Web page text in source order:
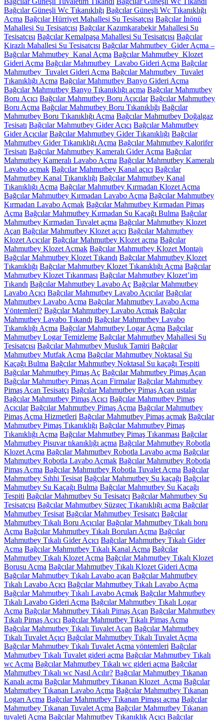
Bağcılar Güneşli Wc Tıkanıklığı Bağcılar Güneşli Wc Tıkanıklığı
Açma Bağcılar Hürriyet Mahallesi Su Tesisatçısı Bağcılar İnönü
Mahallesi Su Tesisatçısı Bağcılar Kazımkarabekir Mahallesi Su
Tesisatçısı Bağcılar Kemalpaşa Mahallesi Su Tesisatçısı Bağcılar
Kirazlı Mahallesi Su Tesisatçısı Bağcılar Mahmutbey Gider Açma –
Bağcılar Mahmutbey Kanal Açma Bağcılar Mahmutbey Klozet
Gideri Açma Bağcılar Mahmutbey Lavabo Gideri Açma Bağcılar
Mahmutbey Tuvalet Gideri Açma Bağcılar Mahmutbey Tuvalet
Tıkanıklığı Açma Bağcılar Mahmutbey Banyo Gideri Açma
Bağcılar Mahmutbey Banyo Tıkanıklığı açma Bağcılar Mahmutbey
Boru Açıcı Bağcılar Mahmutbey Boru Açıcılar Bağcılar Mahmutbey
Boru Açma Bağcılar Mahmutbey Boru Tıkanıklığı Bağcılar
Mahmutbey Boru Tıkanıklığı Açma Bağcılar Mahmutbey Doğalgaz
Tesisatı Bağcılar Mahmutbey Gider Açıcı Bağcılar Mahmutbey
Gider Açıcılar Bağcılar Mahmutbey Gider Tıkanıklığı Bağcılar
Mahmutbey Gider Tıkanıklığı Açma Bağcılar Mahmutbey Kalorifer
Tesisatı Bağcılar Mahmutbey Kameralı Gider Açma Bağcılar
Mahmutbey Kameralı Lavabo Açma Bağcılar Mahmutbey Kameralı
Lavabo açmak Bağcılar Mahmutbey Kanal açıcı Bağcılar
Mahmutbey Kanal Tıkanıklığı Bağcılar Mahmutbey Kanal
Tıkanıklığı Açma Bağcılar Mahmutbey Kırmadan Klozet Açma
Bağcılar Mahmutbey Kırmadan Lavabo Açma Bağcılar Mahmutbey
Kırmadan Lavabo Açmak Bağcılar Mahmutbey Kırmadan Pimaş
Açma Bağcılar Mahmutbey Kırmadan Su Kaçağı Bulma Bağcılar
Mahmutbey Kırmadan Tuvalet açma Bağcılar Mahmutbey Klozet
Açan Bağcılar Mahmutbey Klozet açıcı Bağcılar Mahmutbey
Klozet Açıcılar Bağcılar Mahmutbey Klozet açma Bağcılar
Mahmutbey Klozet Açmak Bağcılar Mahmutbey Klozet Montajı
Bağcılar Mahmutbey Klozet Tıkandı Bağcılar Mahmutbey Klozet
Tıkanıklığı Bağcılar Mahmutbey Klozet Tıkanıklığı Açma Bağcılar
Mahmutbey Klozet Tıkanması Bağcılar Mahmutbey Klozet’im
Tıkandı Bağcılar Mahmutbey Lavabo Aç Bağcılar Mahmutbey
Lavabo Açıcı Bağcılar Mahmutbey Lavabo Açıcılar Bağcılar
Mahmutbey Lavabo Açma Bağcılar Mahmutbey Lavabo Açma
Yöntemleri? Bağcılar Mahmutbey Lavabo Açmak Bağcılar
Mahmutbey Lavabo Tıkandı Bağcılar Mahmutbey Lavabo
Tıkanıklığı Açma Bağcılar Mahmutbey Logar Açma Bağcılar
Mahmutbey Logar Temizleme Bağcılar Mahmutbey Mahallesi Su
Tesisatçısı Bağcılar Mahmutbey Musluk Tamiri Bağcılar
Mahmutbey Mutfak Açma Bağcılar Mahmutbey Noktasal Su
Kaçağı Bulma Bağcılar Mahmutbey Noktasal Su kaçağı Tespiti
Bağcılar Mahmutbey Pimaş Aç Bağcılar Mahmutbey Pimaş Açan
Bağcılar Mahmutbey Pimaş Açan Firmalar Bağcılar Mahmutbey
Pimaş Açan Tesisatçı Bağcılar Mahmutbey Pimaş Açan ustalar
Bağcılar Mahmutbey Pimaş Açıcı Bağcılar Mahmutbey Pimaş
Açıcılar Bağcılar Mahmutbey Pimaş Açma Bağcılar Mahmutbey
Pimaş Açma Hizmetleri Bağcılar Mahmutbey Pimaş açmak Bağcılar
Mahmutbey Pimaş Tıkanıklığı Bağcılar Mahmutbey Pimaş
Tıkanıklığı Açma Bağcılar Mahmutbey Pimaş Tıkanması Bağcılar
Mahmutbey Pisuvar tıkanıklığı açma Bağcılar Mahmutbey Robotla
Klozet Açma Bağcılar Mahmutbey Robotla Lavabo açma Bağcılar
Mahmutbey Robotla Lavabo Açmak Bağcılar Mahmutbey Robotla
Pimaş Açma Bağcılar Mahmutbey Robotla Tuvalet Açma Bağcılar
Mahmutbey Sıhhi Tesisat Bağcılar Mahmutbey Su kaçağı Bağcılar
Mahmutbey Su Kaçağı Bulma Bağcılar Mahmutbey Su Kaçağı
Tespiti Bağcılar Mahmutbey Su Tesisatçı Bağcılar Mahmutbey Su
Tesisatçısı Bağcılar Mahmutbey Süzgeç Tıkanıklığı açma Bağcılar
Mahmutbey Tesisat Bağcılar Mahmutbey Tesisatçı Bağcılar
Mahmutbey Tıkalı Boru Açıcılar Bağcılar Mahmutbey Tıkalı boru
Açma Bağcılar Mahmutbey Tıkalı Boruları Açma Bağcılar
Mahmutbey Tıkalı Gider Açıcı Bağcılar Mahmutbey Tıkalı Gider
Açma Bağcılar Mahmutbey Tıkalı Kanal Açma Bağcılar
Mahmutbey Tıkalı Klozet Açma Bağcılar Mahmutbey Tıkalı Klozet
Borusu Açma Bağcılar Mahmutbey Tıkalı Klozet Gideri Açma
Bağcılar Mahmutbey Tıkalı Lavabo açan Bağcılar Mahmutbey
Tıkalı Lavabo Açıcı Bağcılar Mahmutbey Tıkalı Lavabo Açma
Bağcılar Mahmutbey Tıkalı Lavabo Açmak Bağcılar Mahmutbey
Tıkalı Lavabo Gideri Açma Bağcılar Mahmutbey Tıkalı Logar
Açma Bağcılar Mahmutbey Tıkalı Pimaş Açan Bağcılar Mahmutbey
Tıkalı Pimaş Açıcı Bağcılar Mahmutbey Tıkalı Pimaş Açma
Bağcılar Mahmutbey Tıkalı Tuvalet Açan Bağcılar Mahmutbey
Tıkalı Tuvalet Açıcı Bağcılar Mahmutbey Tıkalı Tuvalet Açma
Bağcılar Mahmutbey Tıkalı Tuvalet Açma yöntemleri Bağcılar
Mahmutbey Tıkalı Tuvalet gideri açma Bağcılar Mahmutbey Tıkalı
wc Açma Bağcılar Mahmutbey Tıkalı wc gideri açma Bağcılar
Mahmutbey Tıkalı wc Nasıl Açılır? Bağcılar Mahmutbey Tıkanan
Kanalı açma Bağcılar Mahmutbey Tıkanan Klozet Açma Bağcılar
Mahmutbey Tıkanan Lavabo Açma Bağcılar Mahmutbey Tıkanan
Logarı Açma Bağcılar Mahmutbey Tıkanan Pimaşı açma Bağcılar
Mahmutbey Tıkanan Tuvalet Açma Bağcılar Mahmutbey Tıkanan
tuvaleti Açma Bağcılar Mahmutbey Tıkanıklık Açıcı Bağcılar